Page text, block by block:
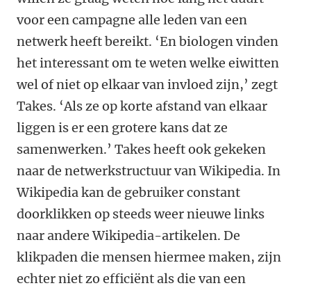
voor een campagne alle leden van een
netwerk heeft bereikt. ‘En biologen vinden
het interessant om te weten welke eiwitten
wel of niet op elkaar van invloed zijn,’ zegt
Takes. ‘Als ze op korte afstand van elkaar
liggen is er een grotere kans dat ze
samenwerken.’ Takes heeft ook gekeken
naar de netwerkstructuur van Wikipedia. In
Wikipedia kan de gebruiker constant
doorklikken op steeds weer nieuwe links
naar andere Wikipedia-artikelen. De
klikpaden die mensen hiermee maken, zijn
echter niet zo efficiënt als die van een